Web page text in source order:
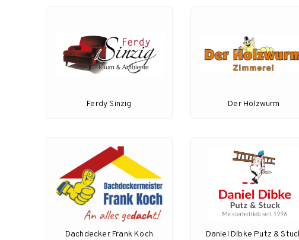
Ferdy Sinzig Der Holzwurm
Dachdecker Frank Koch Daniel Dibke Putz &